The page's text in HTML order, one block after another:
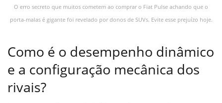
O erro secreto que muitos cometem ao comprar o Fiat Pulse achando que o
porta-malas é gigante foi revelado por donos de SUVs. Evite esse prejuízo hoje.
Como é o desempenho dinâmico
e a configuração mecânica dos
rivais?